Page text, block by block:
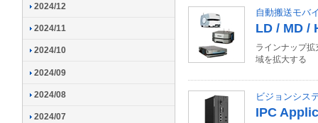
自動搬送モバ
LD / MD /
ラインナップ
域を拡大する
ビジョンシス
IPC
2024/12
2024/11
2024/10
2024/09
2024/08
2024/07